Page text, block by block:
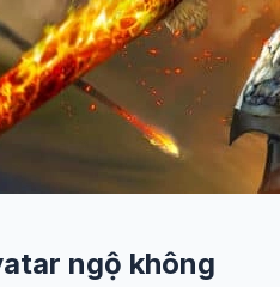
ngộ không